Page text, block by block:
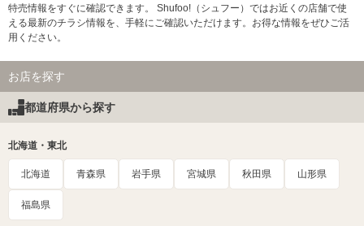
特売情報をすぐに確認できます。 Shufoo!（シュフー）ではお近くの店舗で使
える最新のチラシ情報を、手軽にご確認いただけます。お得な情報をぜひご活
用ください。
お店を探す
都道府県から探す
北海道・東北
北海道 青森県 岩手県 宮城県 秋田県 山形県
福島県